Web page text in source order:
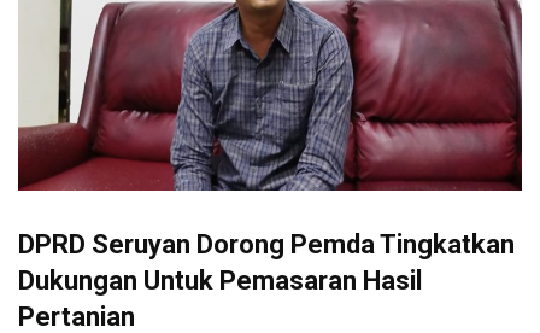
DPRD Seruyan Dorong Pemda Tingkatkan
Dukungan Untuk Pemasaran Hasil
Pertanian